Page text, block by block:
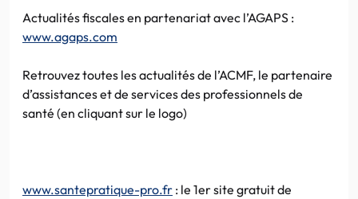
Actualités fiscales en partenariat avec l’AGAPS :
www.agaps.com
Retrouvez toutes les actualités de l’ACMF, le partenaire
d’assistances et de services des professionnels de
santé (en cliquant sur le logo)
www.santepratique-pro.fr : le 1er site gratuit de